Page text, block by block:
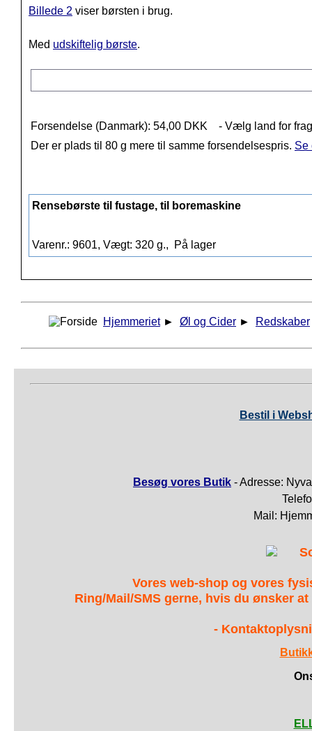
Billede 2 viser børsten i brug.
Med udskiftelig børste.
Forsendelse (Danmark): 54,00 DKK
- Vælg land for
Der er plads til 80 g mere til samme forsendelsespris. Se
Rensebørste til fustage, til boremaskine
Varenr.: 9601, Vægt: 320 g., På lager
Hjemmeriet ► Øl og Cider ► Redskaber
Bestil i
Besøg vores Butik - Adresse:
Mail:
Vores web-shop og vores
Ring/Mail/SMS gerne, hvis du ønsker
-